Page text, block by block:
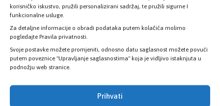
korisničko iskustvo, pružili personalizirani sadržaj, te pružili sigurne I
funkcionalne usluge.
Za detaljne informacije o obradi podataka putem kolačića molimo
pogledajte Pravila privatnosti.
Svoje postavke možete promjeniti, odnosno datu saglasnost možete povući
putem poveznice "Upravljanje saglasnostima" koja je vidljivo istaknjuta u
podnožju web stranice.
Prihvati
Provjerite status vaše elektronske
zdravstvene kartice
PROVJERITE STATUS